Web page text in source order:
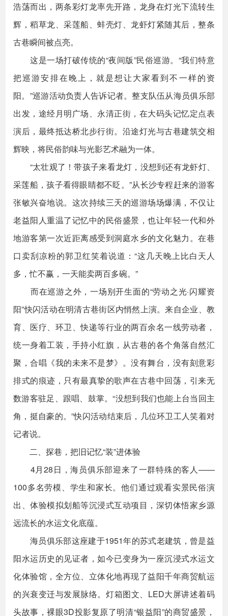
浩荡而出，两条彩灯龙率先开路，龙身在灯光下流转生
辉，稻草龙、采莲船、蚌壳灯、龙虾灯紧随其后，整条
古巷瞬间被点亮。
这是一场打破传统的“夜间版”民俗巡游。“我们特意
把巡游安排在晚上，就是想让大家看到不一样的资
阳。”巡游活动负责人告诉记者。整支队伍从海员俱乐部
出发，途经月明广场、永清正街，在大码头记忆定点表
演后，最终抵达桥北步行街。沿途灯光与古巷建筑交相
辉映，将民俗韵味与光影艺术融为一体。
“太壮观了！带孩子来看龙灯，没想到还有龙虾灯、
采莲船，孩子看得眼睛都不眨。”从长沙专程赶来的游客
张敏兴奋地说。这次持续三天的巡游场场爆满，不仅让
老益阳人重温了记忆中的民俗盛景，也让年轻一代和外
地游客第一次近距离感受到洞庭水乡的文化魅力。在巷
口卖刮凉粉的郭卫红笑着说道：“这几天晚上比白天人
多，忙不赢，一天能卖两百多碗。”
而在巡游之外，一场别开生面的“劳动之光·闪耀资
阳”快闪活动在明清古巷街区内悄然上演。来自企业、教
育、医疗、环卫、快递等行业的两百余名一线劳动者，
统一身着工装，手持小红旗，从古巷的各个角落自然汇
聚，合唱《我的未来不是梦》。没有舞台，没有刻意彩
排式的痕迹，只有最真挚的歌声在古巷中回荡，引来无
数游客驻足、跟唱、鼓掌。“没想到我们也能上台当回主
角，挺自豪的。”快闪活动结束后，几位环卫工人笑着对
记者说。
二、探巷，把旧记忆“装”进体验
4月28日，海员俱乐部迎来了一群特殊的客人——
100多名劳模、学生和家长。他们通过观看实景民俗演
出、体验模拟划船等沉浸式互动项目，深切体悟家乡源
远流长的水运文化底蕴。
海员俱乐部这座建于1951年的苏式老建筑，曾是益
阳水运历史的见证者，如今已变身为一座沉浸式水运文
化体验馆，全方位、立体化地再现了益阳千年商贸航运
的兴衰变迁与发展脉络。灯箱图文、LED大屏讲述着码
头故事，裸眼3D投影复原了明清“银益阳”的商贸盛景，